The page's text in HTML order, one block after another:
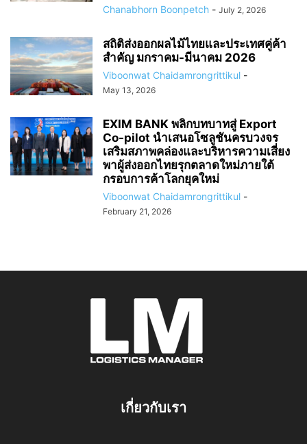
Chanabhorn Boonpetch - July 2, 2026
สถิติส่งออกผลไม้ไทยและประเทศคู่ค้า
สำคัญ มกราคม-มีนาคม 2026
Viboonwat Chaidamrongrittikul -
May 13, 2026
EXIM BANK พลิกบทบาทสู่ Export
Co-pilot นำเสนอโซลูชันครบวงจร
เสริมสภาพคล่องและบริหารความเสี่ยง
พาผู้ส่งออกไทยรุกตลาดใหม่ภายใต้
กรอบการค้าโลกยุคใหม่
Viboonwat Chaidamrongrittikul -
February 21, 2026
เกี่ยวกับเรา